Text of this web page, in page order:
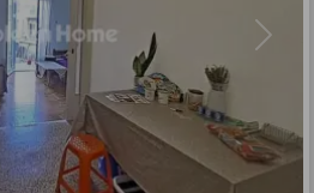
Next